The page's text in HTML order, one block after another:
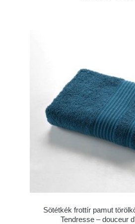
Sötétkék frottír pamut
Tendresse – douceur